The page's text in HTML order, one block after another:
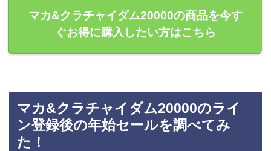
マカ&クラチャイダム20000の商品を今す
ぐお得に購入したい方はこちら
マカ&クラチャイダム20000のライ
ン登録後の年始セールを調べてみ
た！